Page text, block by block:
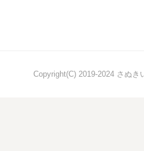
Copyright(C) 2019-2024 さぬき